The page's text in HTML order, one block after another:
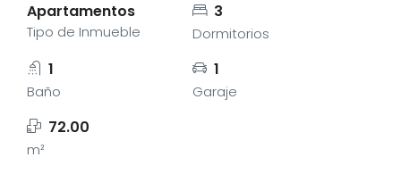
Apartamentos
Tipo de Inmueble
3
Dormitorios
1
Baño
1
Garaje
72.00
m²